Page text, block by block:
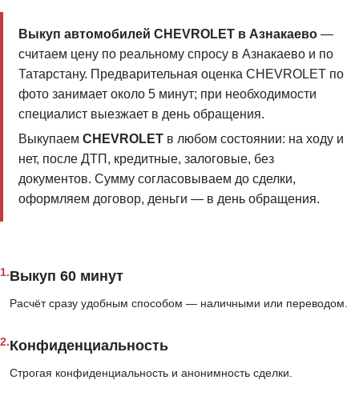
Выкуп автомобилей CHEVROLET в Азнакаево—
считаем цену по реальному спросу в Азнакаево и по
Татарстану. Предварительная оценка CHEVROLET по
фото занимает около 5 минут; при необходимости
специалист выезжает в день обращения.
Выкупаем CHEVROLETв любом состоянии: на ходу и
нет, после ДТП, кредитные, залоговые, без
документов. Сумму согласовываем до сделки,
оформляем договор, деньги — в день обращения.
1.Выкуп 60 минут
Расчёт сразу удобным способом — наличными или переводом.
2.Конфиденциальность
Строгая конфиденциальность и анонимность сделки.